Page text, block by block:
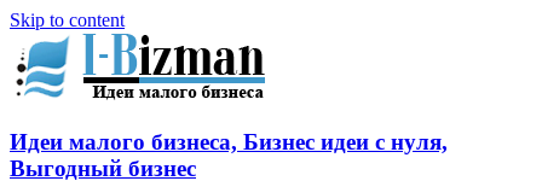
Skip to content
Идеи малого бизнеса, Бизнес идеи с нуля,
Выгодный бизнес